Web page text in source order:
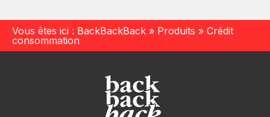
Vous êtes ici : BackBackBack » Produits » Crédit
consommation